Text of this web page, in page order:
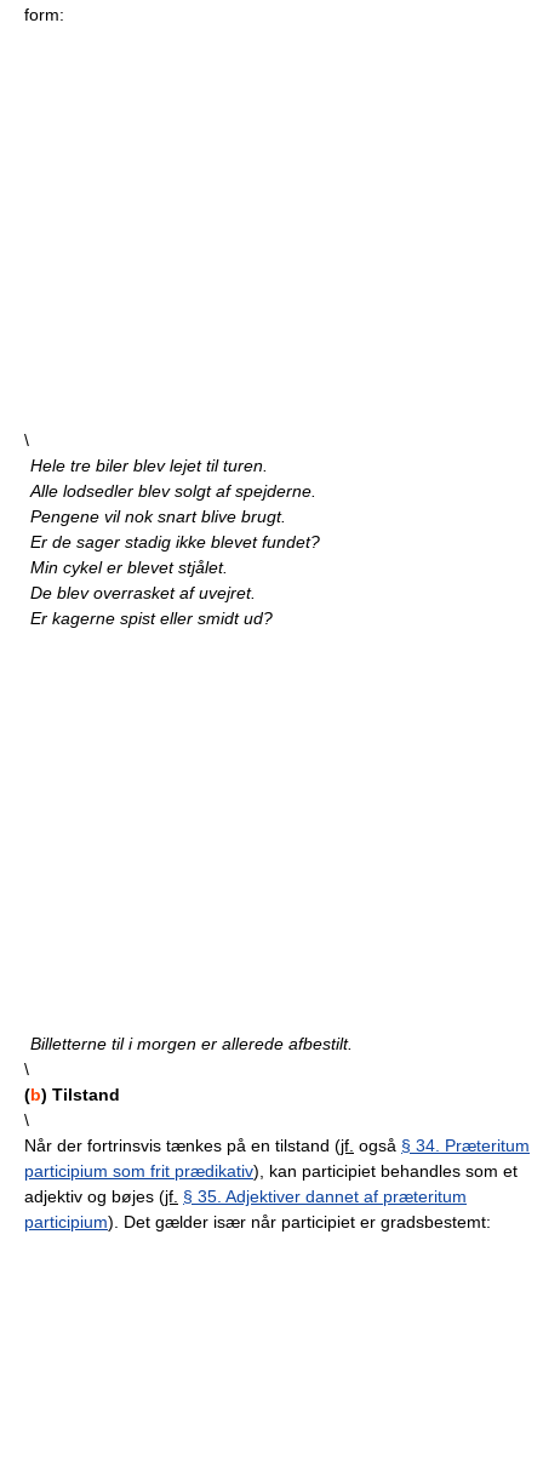
form:
\
Hele tre biler blev lejet til turen.
Alle lodsedler blev solgt af spejderne.
Pengene vil nok snart blive brugt.
Er de sager stadig ikke blevet fundet?
Min cykel er blevet stjålet.
De blev overrasket af uvejret.
Er kagerne spist eller smidt ud?
Billetterne til i morgen er allerede afbestilt.
\
(b) Tilstand
\
Når der fortrinsvis tænkes på en tilstand (jf. også § 34. Præteritum
participium som frit prædikativ), kan participiet behandles som et
adjektiv og bøjes (jf. § 35. Adjektiver dannet af præteritum
participium). Det gælder især når participiet er gradsbestemt: